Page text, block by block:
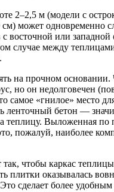
2–2,5 м (модели с
может одновременно
с восточной или западной
случае между
на прочном основании.
но он недолговечен
«гнилое» место
ленточный бетон —
теплицу. Выложенная по
пожалуй, наиболее
чтобы каркас
плитки оказывалась
сделает более удобным